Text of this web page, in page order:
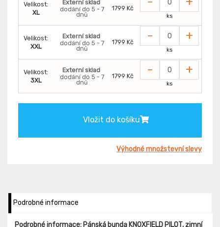
Velikost:
XL
Externí sklad
dodání do 5 - 7
dnů
1799 Kč
ks
Velikost:
XXL
Externí sklad
dodání do 5 - 7
dnů
1799 Kč - +
ks
Velikost:
3XL
Externí sklad
dodání do 5 - 7
dnů
1799 Kč - +
ks
Vložit do košíku
Výhodné množstevní slevy
Podrobné informace
Podrobné informace: Pánská bunda KNOXFIELD PILOT, zimní